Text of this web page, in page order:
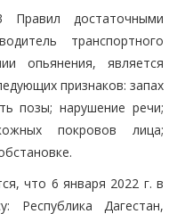
достаточными
транспортного
опьянения, является
признаков: запах
позы; нарушение речи;
покровов лица;
что 6 января 2022 г. в
Дагестан,